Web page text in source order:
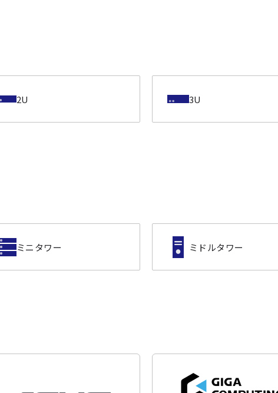
2U 3U
ミニタワー ミドルタワー